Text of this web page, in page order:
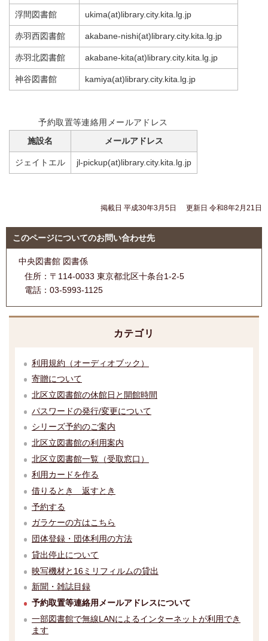
浮間図書館 ukima(at)library.city.kita.lg.jp
赤羽西図書館 akabane-nishi(at)library.city.kita.lg.jp
赤羽北図書館 akabane-kita(at)library.city.kita.lg.jp
神谷図書館 kamiya(at)library.city.kita.lg.jp
予約取置等連絡用メールアドレス
施設名
メールアドレス
ジェイトエル jl-pickup(at)library.city.kita.lg.jp
掲載日 平成30年3月5日 更新日 令和8年2月21日
このページについてのお問い合わせ先
中央図書館 図書係
住所： 〒114-0033 東京都北区十条台1-2-5
電話： 03-5993-1125
カテゴリ
利用規約（オーディオブック）
寄贈について
北区立図書館の休館日と開館時間
パスワードの発行/変更について
シリーズ予約のご案内
北区立図書館の利用案内
北区立図書館一覧（受取窓口）
利用カードを作る
借りるとき 返すとき
予約する
ガラケーの方はこちら
団体登録・団体利用の方法
貸出停止について
映写機材と16ミリフィルムの貸出
新聞・雑誌目録
予約取置等連絡用メールアドレスについて
一部図書館で無線LANによるインターネットが利用でき
ます